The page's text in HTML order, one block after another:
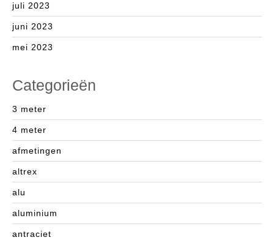
juli 2023
juni 2023
mei 2023
Categorieën
3 meter
4 meter
afmetingen
altrex
alu
aluminium
antraciet